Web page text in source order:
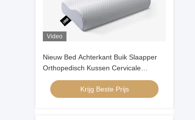
Video
Nieuw Bed Achterkant Buik Slaapper
Orthopedisch Kussen Cervicale
Bamboe Contour Ergonomisch
Geheugen Schuim Kussen
Orthopedisch Hoofd
Krijg Beste Prijs